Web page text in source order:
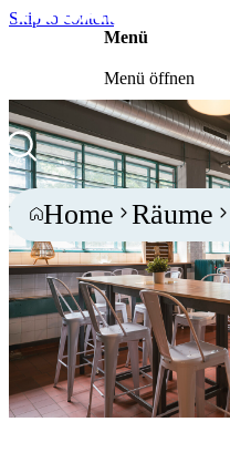
Skip to content
Menü
Menü öffnen
Events
Community
Blog
Kontakt
Home Räume